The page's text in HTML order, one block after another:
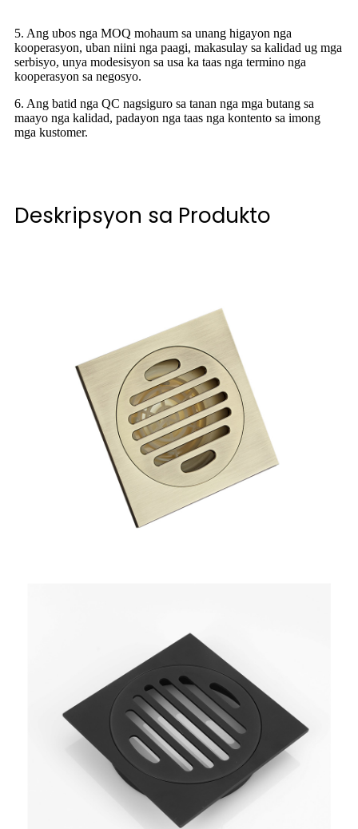
5. Ang ubos nga MOQ mohaum sa unang higayon nga
kooperasyon, uban niini nga paagi, makasulay sa kalidad ug mga
serbisyo, unya modesisyon sa usa ka taas nga termino nga
kooperasyon sa negosyo.
6. Ang batid nga QC nagsiguro sa tanan nga mga butang sa
maayo nga kalidad, padayon nga taas nga kontento sa imong
mga kustomer.
Deskripsyon sa Produkto